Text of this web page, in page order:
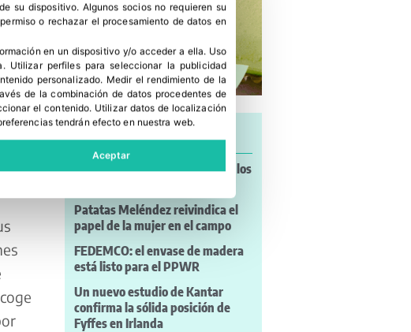
Cosmic Crisp® lleva su sabor a los
Patatas Meléndez reivindica el
papel de la mujer en el campo
FEDEMCO: el envase de madera
está listo para el PPWR
Un nuevo estudio de Kantar
confirma la sólida posición de
Fyffes en Irlanda
su dispositivo. Algunos socios no requieren su
o rechazar el procesamiento de datos en
en un dispositivo y/o acceder a ella. Uso
. Utilizar perfiles para seleccionar la publicidad
personalizado. Medir el rendimiento de la
de la combinación de datos procedentes de
el contenido. Utilizar datos de localización
tendrán efecto en nuestra web.
Aceptar